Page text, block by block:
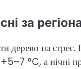
за
дерево на
°C, а нічні